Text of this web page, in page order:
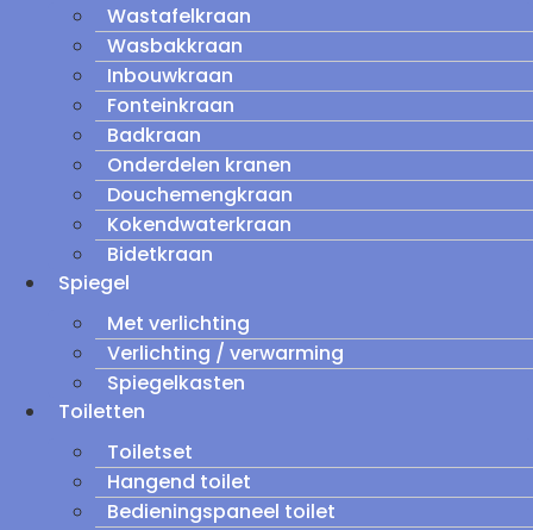
Wastafelkraan
Wasbakkraan
Inbouwkraan
Fonteinkraan
Badkraan
Onderdelen kranen
Douchemengkraan
Kokendwaterkraan
Bidetkraan
Spiegel
Met verlichting
Verlichting / verwarming
Spiegelkasten
Toiletten
Toiletset
Hangend toilet
Bedieningspaneel toilet